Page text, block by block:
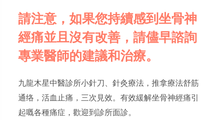
請注意，如果您持續感到坐骨神
經痛並且沒有改善，請儘早諮詢
專業醫師的建議和治療。
九龍木星中醫診所小針刀、針灸療法，推拿療法舒筋
通络，活血止痛，三次見效。有效緩解坐骨神經痛引
起嘅各種痛症，歡迎到診所面診。